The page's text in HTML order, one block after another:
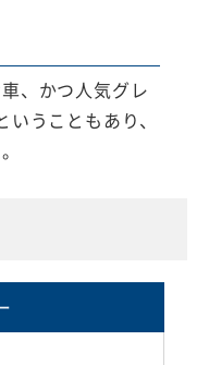
、かつ人気グレ
うこともあり、